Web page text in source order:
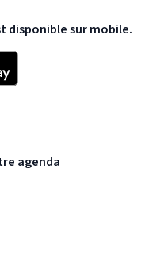
disponible sur mobile.
agenda